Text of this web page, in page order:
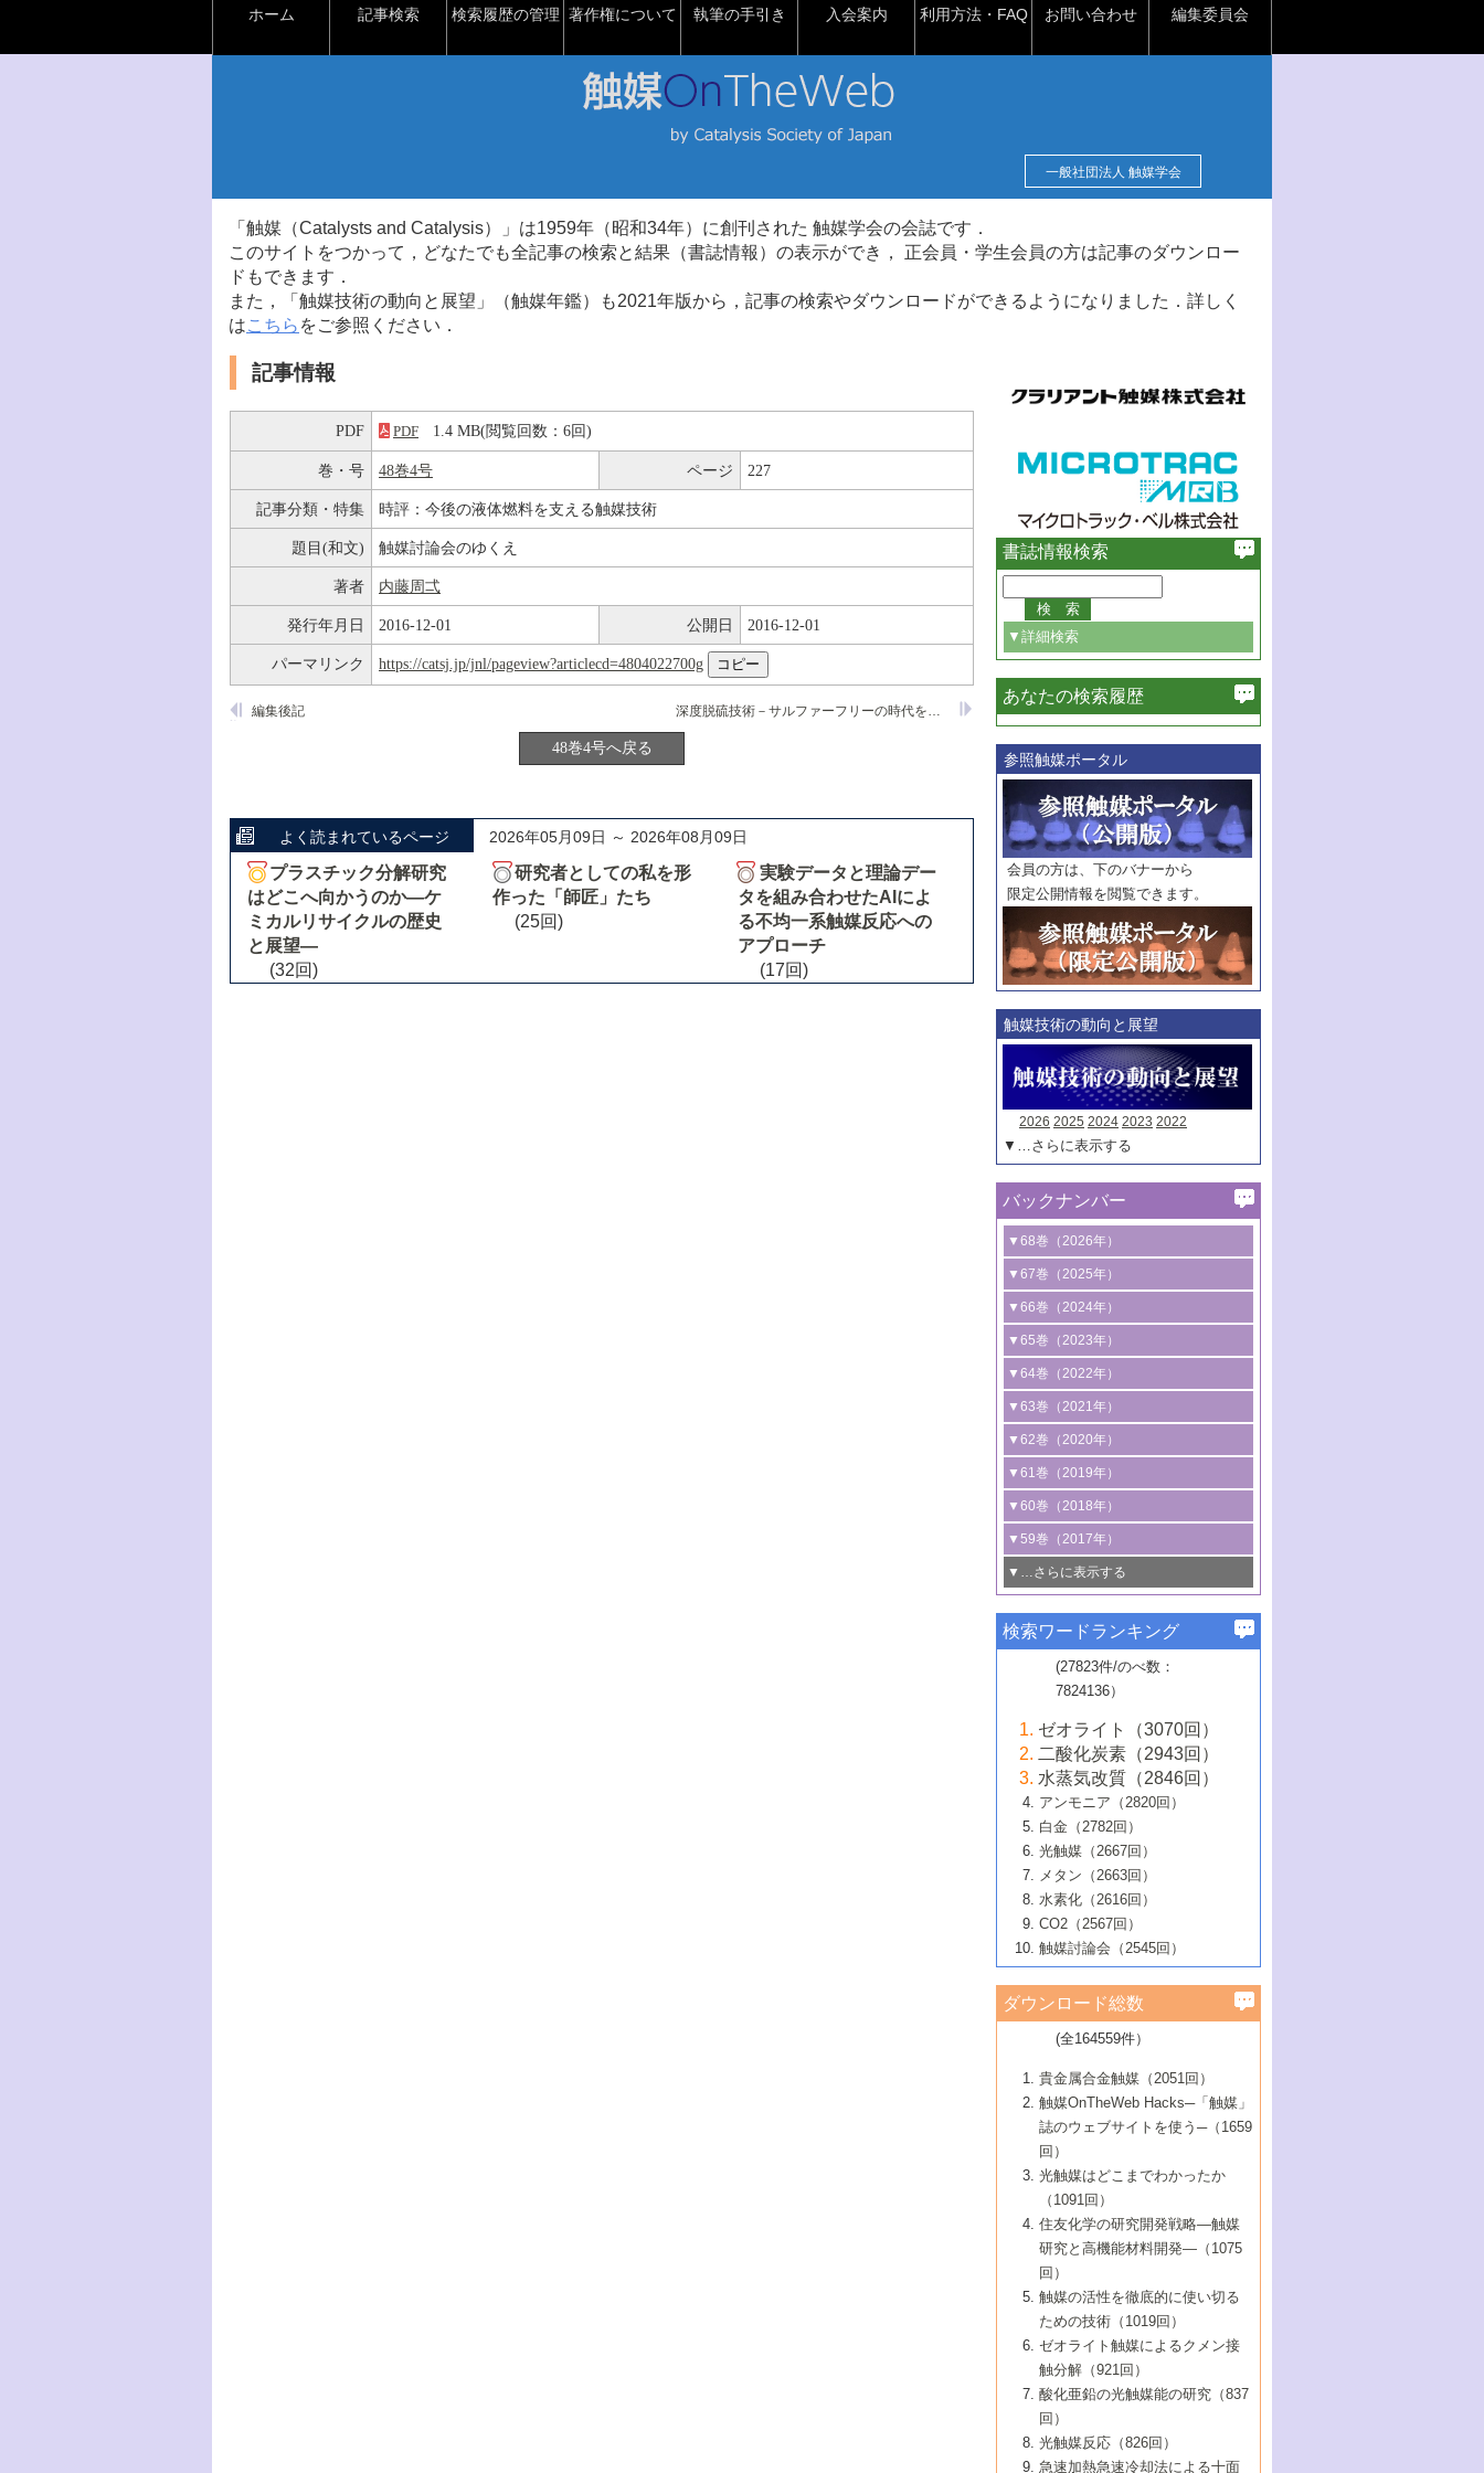
ホーム 記事検索 検索履歴の管理 著作権について 執筆の手引き 入会案内 利用方法・FAQ お問い合わせ 編集委員会
一般社団法人 触媒学会
「触媒（Catalysts and Catalysis）」は1959年（昭和34年）に創刊された 触媒学会の会誌です．
このサイトをつかって，どなたでも全記事の検索と結果（書誌情報）の表示ができ， 正会員・学生会員の方は記事のダウンロー
ドもできます．
また，「触媒技術の動向と展望」（触媒年鑑）も2021年版から，記事の検索やダウンロードができるようになりました．詳しく
はこちら をご参照ください．
記事情報
PDF PDF 1.4 MB(閲覧回数：6回)
巻・号 48巻4号 ページ 227
記事分類・特集 時評：今後の液体燃料を支える触媒技術
題目(和文) 触媒討論会のゆくえ
著者 内藤周弌
発行年月日 2016-12-01 公開日 2016-12-01
パーマリンク https://catsj.jp/jnl/pageview?articlecd=4804022700g
深度脱硫技術－サルファーフリーの時代を迎えて－
編集後記
48巻4号へ戻る
よく読まれているページ 2026年05月09日 ～ 2026年08月09日
プラスチック分解研究
はどこへ向かうのか―ケ
ミカルリサイクルの歴史
と展望―
(32回)
研究者としての私を形
作った「師匠」たち
(25回)
実験データと理論デー
タを組み合わせたAIによ
る不均一系触媒反応への
アプローチ
(17回)
書誌情報検索
▼詳細検索
必ず含む
巻・号指定
巻
号
範囲指定
巻
号～
巻
号
触媒年鑑
年度
記事種別
マーク：
マークあり
あなたの検索履歴
参照触媒ポータル
会員の方は、下のバナーから
限定公開情報を閲覧できます。
触媒技術の動向と展望
2026 2025 2024 2023 2022
▼…さらに表示する
バックナンバー
▼68巻（2026年）
1号 過酸化水素合成に関する研究動向
2号 コンピューター技術により加速する
触媒開発
3号 有機分子変換やCO 資源化のための
光触媒に関する最近の研究
B号 第137回触媒討論会（2026年）
▼67巻（2025年）
1号 CO
水素化によるグリーン燃料/グリ
ーンケミカル製造
2号 水素製造のための水分解技術に関す
る最近の研究
3号 オレフィン系樹脂の精密合成に関す
る最新技術
4号 アルコール類の効率的変換を実現す
る非貴金属触媒の研究動向
5号 ゼオライトの合成と応用における研
究動向
6号 ヘテロ接合界面
B号 第135回触媒討論会（2025年）
▼66巻（2024年）
1号 低次元ナノ構造を有する触媒材料
2号 規制反応場を活用した固体触媒研究
の新展開
3号 未踏分子変換を目指した酸化触媒プ
ロセスの最前線
4号 シンクロトロン放射光および中性子
線を利用した触媒解析技術の最先端
5号 単原子触媒
6号 参照触媒委員会からのお知らせ
B号 第133回触媒討論会（2023年）
▼65巻（2023年）
1号 炭素が関わる触媒機能
2号 プラスチックケミカルリサイクルの
ための触媒技術
3号 非酸化物系金属化合物を基盤とした
触媒材料の開発
4号 格子酸素・格子酸素欠陥を利用した
触媒反応
5号 生体触媒によるエネルギー変換反応
6号 窒素とリンの循環のための触媒・機
能性材料
▼64巻（2022年）
1号 合成ガス製造とCOを用いるケミカル
ズ合成の最新動向
2号 化学品合成のための合金触媒開発
3号 CO の排出削減および有効活用のた
めの触媒技術
4号 若手による情報発信企画～とびたて
若き触媒の研究者たち～（1）
若き触媒の研究者たち～（2）
6号 石油のノーブル・ユースを志向した
触媒技術
大学：オンライン・対面開催）
▼63巻（2021年）
1号 金触媒の新展開
2号 ペロブスカイト
3号 特殊反応場を利用した触媒的分子変
換反応
4号 多孔質材料を用いた触媒の新展開
5号 情報学的手法を用いた触媒開発
6号 カーボンニュートラルに向けた電解
技術
B号 第127回触媒討論会（2021年・オン
ライン開催(Zoom)のみ）
▼62巻（2020年）
1号 触媒設計を拓く欠陥構造のキャラク
タリゼーション
2号 機能化学品製造に資するクリーンな
触媒的酸化反応
3号 水処理のための触媒化学
4号 光触媒を用いた水分解の最新の研究
動向
5号 次世代の触媒プロセスを支えるマイ
6号 メタン転換技術の最新動向
B号 第125回触媒討論会（2020年・工学
院大学）
▼61巻（2019年）
1号 物質移動制御に着目した触媒プロセ
ス開発
2号 CO2 フリー水素サプライチェーンに
関わる触媒開発動向
3号 精密高分子合成に関する最近の研究
動向
4号 バイオマス化成品製造のための触媒
5号 固体触媒による含窒素有機化合物変
換の最前線
6号 貴金属使用量低減に向けた自動車排
ガス浄化触媒の開発
B号 第123回触媒討論会（2019年・大阪
▼60巻（2018年）
1号 固体酸触媒の最新の研究動向
2号 二酸化炭素からの有用化学品合成
3号 ナノ粒子・クラスター触媒の最前線
4号 60周年記念企画
5号 進化するゼオライト合成技術
6号 非貴金属系触媒における電気化学的
B号 第121回触媒討論会（2018年・東京
大学）
▼59巻（2017年）
1号 いたるところに，触媒
最先端技術
3号 無機分離膜材料の開発と触媒反応プ
ロセスへの適用
5号 水素のふるまいを解き明かす最先端
研究
6号 低級アルカンの有効利用のための触
媒技術
B号 第119回触媒討論会（2017年・首都
大学東京）
▼…さらに表示する
1号 ユニークな構造の高分子を生み出す触
2号 リグニンからの化成品製造に向けた触
媒技術
3号 触媒研究の最先端～とびたて若き研究
者たち～（1）
4号 触媒研究の最先端～とびたて若き研究
者たち～（2）
5号 触媒研究の最先端～とびたて若き研究
者たち～（3）
6号 イオニクス材料と燃料電池・電解合成
の最新の研究動向
B号 第117回触媒討論会（2016年・大阪府
立大学）
▼57巻（2015年）
1号 水素キャリアにかかわる触媒技術の新
2号 石油精製用触媒の最近の進展
3号 固体酸化物形燃料電池（SOFC）におけ
るアノード触媒上での燃料直接改質技術
4号 コアシェル構造の制御による触媒機能
5号 工業触媒およびその周辺技術の最近の
進歩
6号 ナノシート
B号 第115回触媒討論会（2015年・成蹊大
▼56巻（2014年）
2号 光触媒反応機構に関する最新の研究動
向
開発動向
4号 人工光合成に向けた近年のアプローチ
5号 未利用熱エネルギーの有効活用に貢献
する触媒技術
6号 ポリオキソメタレート
B号 第113回触媒討論会（2014年・ロワジ
ールホテル豊橋）
1号 高耐久性燃料電池システム用触媒にお
ける新展開
2号 リビングラジカル重合の最近の動向
3号 天然ガスの化学工業的展開に関する触
媒技術
4号 貴金属触媒の精密構造制御とその活用
5号 バイオマス化成品製造のための固体触
6号 ナノ空間─吸着状態解析から新機能開拓
B号 第111回触媒討論会（2013年・関西大
▼54巻（2012年）
1号 規則性多孔体の利用技術における最近
の進歩
2号 第109回触媒討論会
3号 貴金属低減技術の最新動向
4号 貴金属代替技術の最新動向
5号 光触媒による物質変換反応の新展開
6号 グラフェン
7号 水素を利用する化成品合成の新潮流
▼53巻（2011年）
1号 金属学から見る合金触媒の新展開
2号 第107回触媒討論会
3号 触媒のその場観察法の進歩（１）
4号 触媒のその場観察法の進歩（２）
5号 不活性結合の触媒的活性化による有機
合成
6号 新しい固体酸触媒技術
7号 ゼオライト合成における最近の進歩
▼52巻（2010年）
1号 触媒の劣化対策と長寿命触媒開発
2号 第105回触媒討論会
3号 ナノ構造が拓く新機能
4号 活性サイトおよびその環境の精密な設
計による触媒の高機能化
5号 触媒を有効に使うための技術
7号 有機分子触媒による精密有機合成
8号 高機能化ポリオレフィンに向けた重合
触媒の最近の進展
1号 炭素材料－熱い注目を集める材料－
2号 第103回触媒討論会
3号 環境浄化用光触媒の現状と課題
4号 水素社会の実現に向けた水素製造・貯
蔵技術の進歩
5号 CO2が関わる触媒・材料
7号 持続可能社会実現のための触媒および
触媒関連技術
▼50巻（2008年）
1号 触媒化学と学会のこの10年，半世紀，
そして未来
2号 第101回触媒討論会
4号 錯体を利用したユニークな表面構造の
構築と機能
5号 若手会員による触媒研究の未来展望1：
企業編
6号 第102回触媒討論会
7号 触媒・化学反応における計算化学の進
8号 若手研究者による触媒研究の未来展望
2：大学・研究所編
▼49巻（2007年）
1号 含フッ素化合物の合成と触媒
2号 第99回触媒討論会
3号 実用的ファインケミカル合成プロセス
を実現する触媒
5号 こんな物質，あんな物質―新たな触媒
の可能性―
7号 『結晶の化学』を活かした触媒研究
8号 イオン液体の応用
▼48巻（2006年）
1号 固体酸触媒の最近の進歩
2号 第97回触媒討論会
3号 リビング重合触媒の最近の展開
5号 水素製造・貯蔵のための触媒技術の新
しい展開
6号 第98回触媒討論会
7号 基礎化学品製造の触媒技術
8号 多機能型リアクター
1号 最近の触媒担体とその効果
2号 第95回触媒討論会
4号 水分解用光触媒材料
5号 時間分解分光の進歩と応用
6号 第96回触媒討論会
8号 超臨界流体を用いた化学プロセスの新
▼46巻（2004年）
1号 部分酸化反応触媒の最前線
2号 第93回触媒討論会
3号 特殊エネルギー場の触媒反応
4号 生体内における金属の触媒作用
5号 ファインケミカルズの展開に寄与する
6号 第94回触媒討論会
7号 サブナノレベルでみた新しい表面現象
8号 オレフィン重合触媒の新たな展
▼45巻（2003年）
1号 なぜこの触媒が良いのか？
2号 第91回触媒討論会
3号 最近の自動車排ガス処理技術
4号 触媒研究の現状と将来─第90回触媒討論
5号 基礎化学品製造の触媒技術
6号 第92回触媒討論会
7号 基礎化学品製造の触媒技術
8号 資源の循環と触媒技術
▼44巻（2002年）
1号 高次制御された触媒の化学
2号 第89回触媒討論会
3号 触媒を利用した電気化学の新展開
4号 ナノ材料の調製と機能化
5号 こんな触媒が欲しい
6号 第90回触媒討論会
7号 触媒研究と学術雑誌/情報
8号 若い世代からみた触媒化学の現状と未
▼43巻（2001年）
1号 グリーンケミストリーと触媒
2号 第87回触媒討論会特集号
3号 生体触媒とバイオプロセス
4号 水素製造・利用の触媒化学
5号 触媒研究における新しい切り口：コン
ビナトリアルケミストリー
6号 第88回触媒討論会特集号
7号 企業における触媒研究のブレークスル
8号 この材料を触媒として使ってみません
▼42巻（2000年）
1号 触媒反応工学の明日を拓く
2号 第85回触媒討論会
3号 反応ダイナミクス
5号 触媒のおもしろさをどのように伝える
6号 第86回触媒討論会
7号 水素化精製触媒の新しい展開
8号 新しい反応性と機能性を目指した金属
クラスタ-化学
▼41巻（1999年）
1号 孔、穴、あな?-特異な空間とその利用-
2号 第83回触媒討論会
3号 均一系触媒反応最前線
4号 実用炭素材料の新展開
5号 研究の方法論を考える
7号 機能性金属材料と触媒
8号 触媒研究へのNMRの応用と展望
▼40巻（1998年）
進展と21世紀への提言/創立40周年記念・触
媒学会この10年の歩みとこれから/創立40周
2号 第81回触媒討論会
3号 計算機触媒化学へのさそい
4号 触媒劣化の制御と予測
5号 最新の実用プロセスと触媒
6号 第82回触媒討論会
1号 均一系と不均一系触媒反応-その特徴と
接点
2号 第79回触媒討論会
3号 最新NO除去触媒の実用化研究
4号 新しい反応場を目指した触媒調製
5号 反応・分離技術の新しい展開
6号 第80回触媒討論会
▼38巻（1996年）
1号 触媒の構造と触媒作用/C1化学を中心と
する21世紀への触媒
3号 オリンピックメダル:金・銀・銅はどん
な触媒作用を示すか
4号 触媒作用における機能の複合化
▼37巻（1995年）
1号 ファインケミカルズと固体触媒
2号 第75回触媒討論会
3号 希土類を利用した触媒
4号 触媒とリサイクル
5号 エネルギー変換触媒
▼36巻（1994年）
1号 電気化学と触媒
2号 第73回触媒討論会
3号 C4化学の展開
4号 《通常号》
▼35巻（1993年）
1号 工業触媒開発マニュアル―探索から工
業化まで
2号 第71回触媒討論会
▼34巻（1992年）
1号 インパクトを与えたこの研究
2号 第69回触媒討論会
▼33巻（1991年）
1号 触媒プロセス開発マニュアル―探索か
▼32巻（1990年）
検索ワードランキング
(27823件/のべ数：
7824136）
ゼオライト（3070回）
二酸化炭素（2943回）
水蒸気改質（2846回）
アンモニア（2820回）
白金（2782回）
光触媒（2667回）
メタン（2663回）
水素化（2616回）
CO2（2567回）
触媒討論会（2545回）
ダウンロード総数
(全164559件）
貴金属合金触媒（2051回）
触媒OnTheWeb Hacks─「触媒」
誌のウェブサイトを使う─（1659
回）
光触媒はどこまでわかったか
（1091回）
住友化学の研究開発戦略―触媒
研究と高機能材料開発―（1075
回）
触媒の活性を徹底的に使い切る
ための技術（1019回）
ゼオライト触媒によるクメン接
触分解（921回）
酸化亜鉛の光触媒能の研究（837
回）
光触媒反応（826回）
急速加熱急速冷却法による十面